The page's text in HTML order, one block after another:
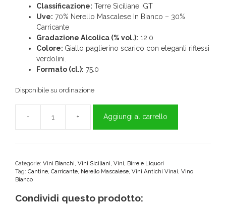
Classificazione: Terre Siciliane IGT
Uve: 70% Nerello Mascalese In Bianco – 30%
Carricante
Gradazione Alcolica (% vol.): 12.0
Colore: Giallo paglierino scarico con eleganti riflessi
verdolini.
Formato (cl.): 75.0
Disponibile su ordinazione
NerosuBianco
Terre
Siciliane
Antichi
Vinai
Aggiungi al carrello
Categorie: Vini Bianchi, Vini Siciliani, Vini, Birre e Liquori
Tag: Cantine, Carricante, Nerello Mascalese, Vini Antichi Vinai, Vino
Bianco
Condividi questo prodotto: